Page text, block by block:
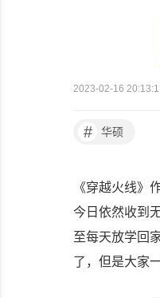
2023-02-16
# 华硕
《穿越火线》
今日依然收到
至每天放学回
了，但是大家